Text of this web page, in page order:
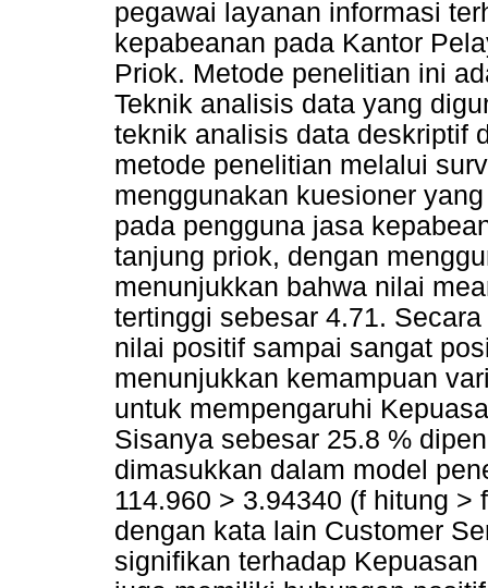
pegawai layanan informasi
kepabeanan pada Kantor
Priok. Metode penelitian ini
Teknik analisis data yang
teknik analisis data deskriptif
metode penelitian melalui
menggunakan kuesioner
pada pengguna jasa
tanjung priok, dengan
menunjukkan bahwa nilai
tertinggi sebesar 4.71.
nilai positif sampai sangat
menunjukkan kemampuan
untuk mempengaruhi
Sisanya sebesar 25.8 %
dimasukkan dalam model
114.960 > 3.94340 (f hitung
dengan kata lain Customer
signifikan terhadap